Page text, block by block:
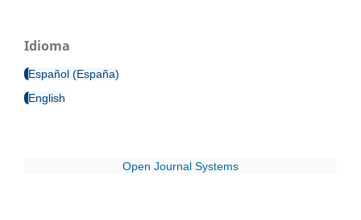
Idioma
Español (España)
English
Open Journal Systems